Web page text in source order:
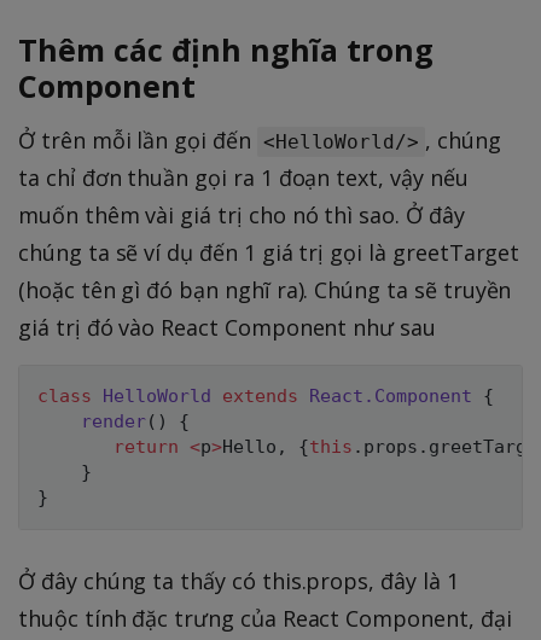
Thêm các định nghĩa trong
Component
Ở trên mỗi lần gọi đến <HelloWorld/> , chúng
ta chỉ đơn thuần gọi ra 1 đoạn text, vậy nếu
muốn thêm vài giá trị cho nó thì sao. Ở đây
chúng ta sẽ ví dụ đến 1 giá trị gọi là greetTarget
(hoặc tên gì đó bạn nghĩ ra). Chúng ta sẽ truyền
giá trị đó vào React Component như sau
class HelloWorld extends React . Component
{
render( )
{
return <p>Hello , {this . props .
}
}
Ở đây chúng ta thấy có this.props, đây là 1
thuộc tính đặc trưng của React Component, đại